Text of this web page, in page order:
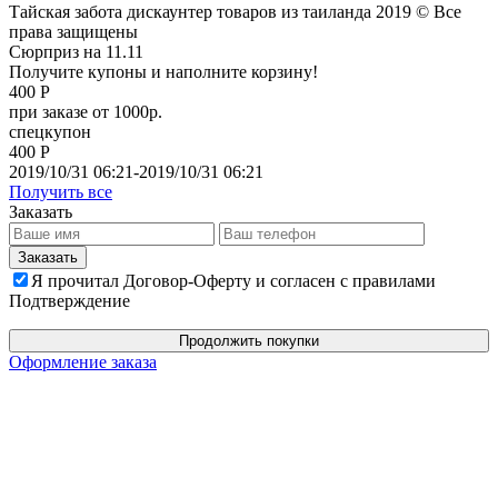
Тайская забота дискаунтер товаров из таиланда 2019 © Все
права защищены
Сюрприз на 11.11
Получите купоны и наполните корзину!
400 Р
при заказе от 1000р.
спецкупон
400 Р
2019/10/31 06:21-2019/10/31 06:21
Получить все
Заказать
Я прочитал Договор-Оферту и согласен с правилами
Подтверждение
Продолжить покупки
Оформление заказа